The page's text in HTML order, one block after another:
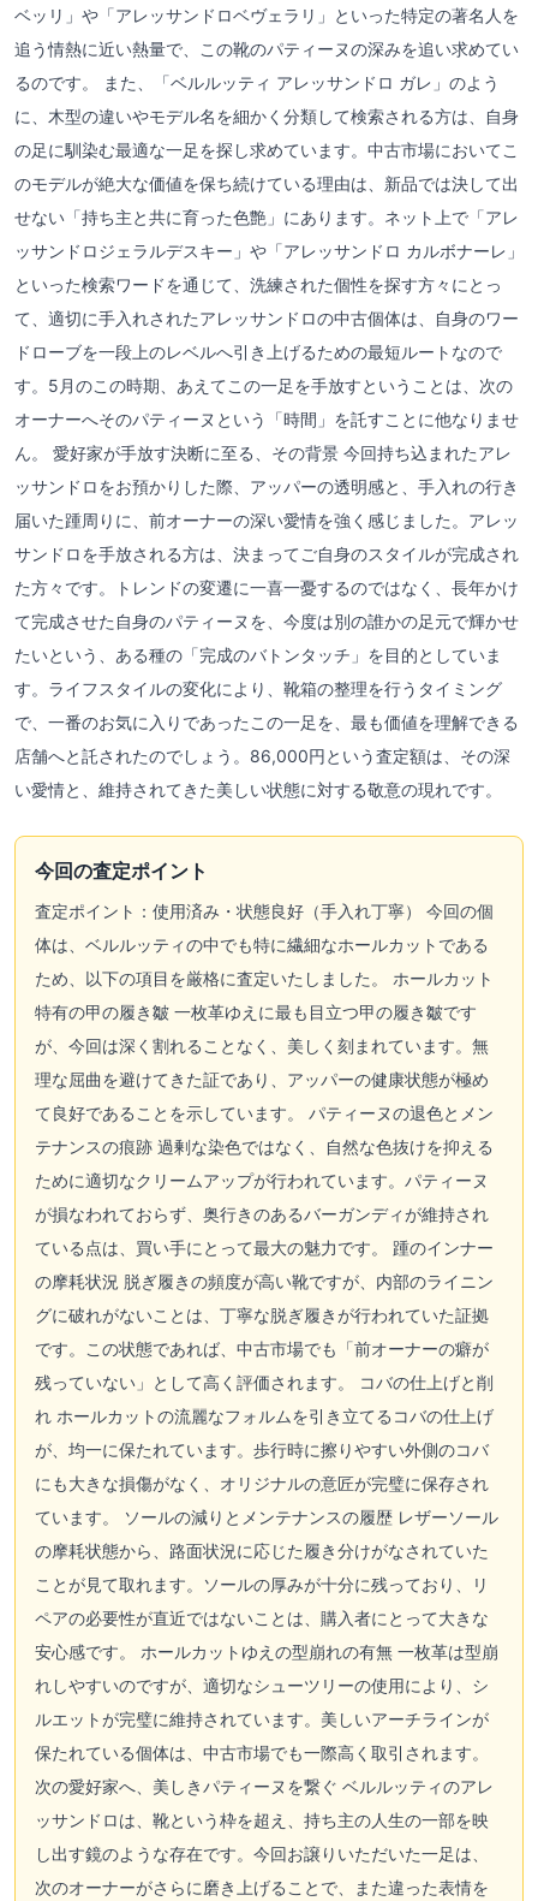
ベッリ」や「アレッサンドロベヴェラリ」といった特定の著名人を
追う情熱に近い熱量で、この靴のパティーヌの深みを追い求めてい
るのです。 また、「ベルルッティ アレッサンドロ ガレ」のよう
に、木型の違いやモデル名を細かく分類して検索される方は、自身
の足に馴染む最適な一足を探し求めています。中古市場においてこ
のモデルが絶大な価値を保ち続けている理由は、新品では決して出
せない「持ち主と共に育った色艶」にあります。ネット上で「アレ
ッサンドロジェラルデスキー」や「アレッサンドロ カルボナーレ」
といった検索ワードを通じて、洗練された個性を探す方々にとっ
て、適切に手入れされたアレッサンドロの中古個体は、自身のワー
ドローブを一段上のレベルへ引き上げるための最短ルートなので
す。5月のこの時期、あえてこの一足を手放すということは、次の
オーナーへそのパティーヌという「時間」を託すことに他なりませ
ん。 愛好家が手放す決断に至る、その背景 今回持ち込まれたアレ
ッサンドロをお預かりした際、アッパーの透明感と、手入れの行き
届いた踵周りに、前オーナーの深い愛情を強く感じました。アレッ
サンドロを手放される方は、決まってご自身のスタイルが完成され
た方々です。トレンドの変遷に一喜一憂するのではなく、長年かけ
て完成させた自身のパティーヌを、今度は別の誰かの足元で輝かせ
たいという、ある種の「完成のバトンタッチ」を目的としていま
す。ライフスタイルの変化により、靴箱の整理を行うタイミング
で、一番のお気に入りであったこの一足を、最も価値を理解できる
店舗へと託されたのでしょう。86,000円という査定額は、その深
い愛情と、維持されてきた美しい状態に対する敬意の現れです。
今回の査定ポイント
査定ポイント：使用済み・状態良好（手入れ丁寧） 今回の個
体は、ベルルッティの中でも特に繊細なホールカットである
ため、以下の項目を厳格に査定いたしました。 ホールカット
特有の甲の履き皺 一枚革ゆえに最も目立つ甲の履き皺です
が、今回は深く割れることなく、美しく刻まれています。無
理な屈曲を避けてきた証であり、アッパーの健康状態が極め
て良好であることを示しています。 パティーヌの退色とメン
テナンスの痕跡 過剰な染色ではなく、自然な色抜けを抑える
ために適切なクリームアップが行われています。パティーヌ
が損なわれておらず、奥行きのあるバーガンディが維持され
ている点は、買い手にとって最大の魅力です。 踵のインナー
の摩耗状況 脱ぎ履きの頻度が高い靴ですが、内部のライニン
グに破れがないことは、丁寧な脱ぎ履きが行われていた証拠
です。この状態であれば、中古市場でも「前オーナーの癖が
残っていない」として高く評価されます。 コバの仕上げと削
れ ホールカットの流麗なフォルムを引き立てるコバの仕上げ
が、均一に保たれています。歩行時に擦りやすい外側のコバ
にも大きな損傷がなく、オリジナルの意匠が完璧に保存され
ています。 ソールの減りとメンテナンスの履歴 レザーソール
の摩耗状態から、路面状況に応じた履き分けがなされていた
ことが見て取れます。ソールの厚みが十分に残っており、リ
ペアの必要性が直近ではないことは、購入者にとって大きな
安心感です。 ホールカットゆえの型崩れの有無 一枚革は型崩
れしやすいのですが、適切なシューツリーの使用により、シ
ルエットが完璧に維持されています。美しいアーチラインが
保たれている個体は、中古市場でも一際高く取引されます。
次の愛好家へ、美しきパティーヌを繋ぐ ベルルッティのアレ
ッサンドロは、靴という枠を超え、持ち主の人生の一部を映
し出す鏡のような存在です。今回お譲りいただいた一足は、
次のオーナーがさらに磨き上げることで、また違った表情を